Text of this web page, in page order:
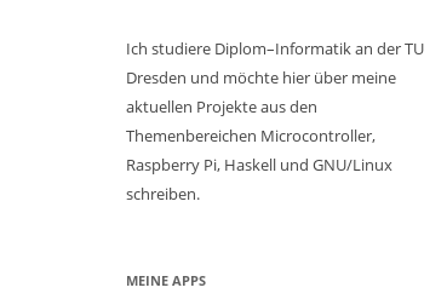
Ich studiere Diplom–Informatik an der TU
Dresden und möchte hier über meine
aktuellen Projekte aus den
Themenbereichen Microcontroller,
Raspberry Pi, Haskell und GNU/Linux
schreiben.
MEINE APPS